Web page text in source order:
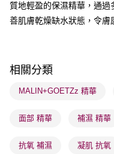
順豐自助櫃 - 確認發貨後1-
每筆HK$65.00，滿
每筆HK$65.00，滿
確認發貨後1-3 工作天送達
每筆HK$65.00，滿
(香港門市) 只顯示可選門
質地輕盈的保濕精華，通
善肌膚乾燥缺水狀態，令膚
相關分類
MALIN+GOETZz 精華
面部 精華 補濕 精華
抗氧 補濕 凝肌 抗氧